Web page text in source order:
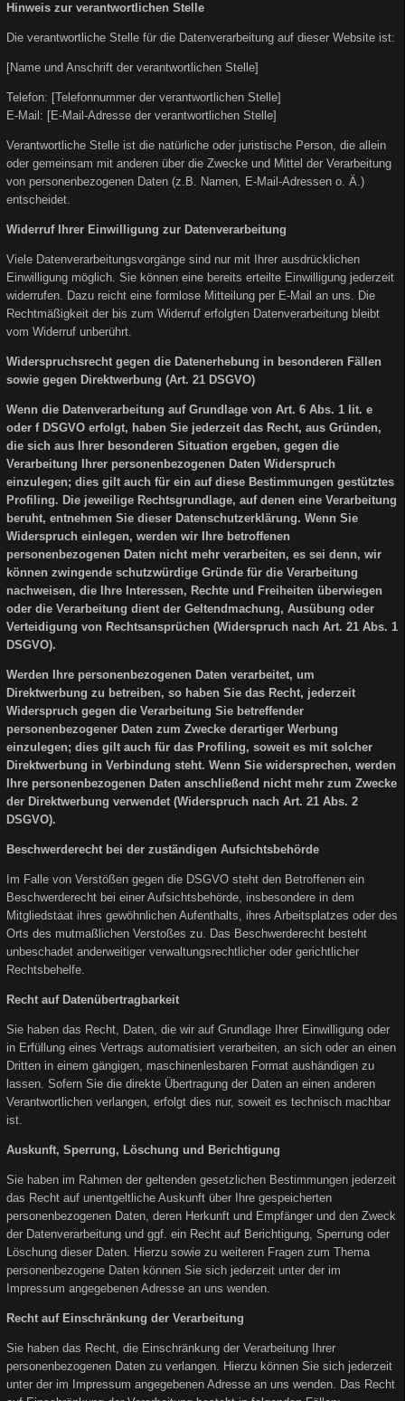
Hinweis zur verantwortlichen Stelle
Die verantwortliche Stelle für die Datenverarbeitung auf dieser Website ist:
[Name und Anschrift der verantwortlichen Stelle]
Telefon: [Telefonnummer der verantwortlichen Stelle]
E-Mail: [E-Mail-Adresse der verantwortlichen Stelle]
Verantwortliche Stelle ist die natürliche oder juristische Person, die allein
oder gemeinsam mit anderen über die Zwecke und Mittel der Verarbeitung
von personenbezogenen Daten (z.B. Namen, E-Mail-Adressen o. Ä.)
entscheidet.
Widerruf Ihrer Einwilligung zur Datenverarbeitung
Viele Datenverarbeitungsvorgänge sind nur mit Ihrer ausdrücklichen
Einwilligung möglich. Sie können eine bereits erteilte Einwilligung jederzeit
widerrufen. Dazu reicht eine formlose Mitteilung per E-Mail an uns. Die
Rechtmäßigkeit der bis zum Widerruf erfolgten Datenverarbeitung bleibt
vom Widerruf unberührt.
Widerspruchsrecht gegen die Datenerhebung in besonderen Fällen
sowie gegen Direktwerbung (Art. 21 DSGVO)
Wenn die Datenverarbeitung auf Grundlage von Art. 6 Abs. 1 lit. e
oder f DSGVO erfolgt, haben Sie jederzeit das Recht, aus Gründen,
die sich aus Ihrer besonderen Situation ergeben, gegen die
Verarbeitung Ihrer personenbezogenen Daten Widerspruch
einzulegen; dies gilt auch für ein auf diese Bestimmungen gestütztes
Profiling. Die jeweilige Rechtsgrundlage, auf denen eine Verarbeitung
beruht, entnehmen Sie dieser Datenschutzerklärung. Wenn Sie
Widerspruch einlegen, werden wir Ihre betroffenen
personenbezogenen Daten nicht mehr verarbeiten, es sei denn, wir
können zwingende schutzwürdige Gründe für die Verarbeitung
nachweisen, die Ihre Interessen, Rechte und Freiheiten überwiegen
oder die Verarbeitung dient der Geltendmachung, Ausübung oder
Verteidigung von Rechtsansprüchen (Widerspruch nach Art. 21 Abs. 1
DSGVO).
Werden Ihre personenbezogenen Daten verarbeitet, um
Direktwerbung zu betreiben, so haben Sie das Recht, jederzeit
Widerspruch gegen die Verarbeitung Sie betreffender
personenbezogener Daten zum Zwecke derartiger Werbung
einzulegen; dies gilt auch für das Profiling, soweit es mit solcher
Direktwerbung in Verbindung steht. Wenn Sie widersprechen, werden
Ihre personenbezogenen Daten anschließend nicht mehr zum Zwecke
der Direktwerbung verwendet (Widerspruch nach Art. 21 Abs. 2
DSGVO).
Beschwerderecht bei der zuständigen Aufsichtsbehörde
Im Falle von Verstößen gegen die DSGVO steht den Betroffenen ein
Beschwerderecht bei einer Aufsichtsbehörde, insbesondere in dem
Mitgliedstaat ihres gewöhnlichen Aufenthalts, ihres Arbeitsplatzes oder des
Orts des mutmaßlichen Verstoßes zu. Das Beschwerderecht besteht
unbeschadet anderweitiger verwaltungsrechtlicher oder gerichtlicher
Rechtsbehelfe.
Recht auf Datenübertragbarkeit
Sie haben das Recht, Daten, die wir auf Grundlage Ihrer Einwilligung oder
in Erfüllung eines Vertrags automatisiert verarbeiten, an sich oder an einen
Dritten in einem gängigen, maschinenlesbaren Format aushändigen zu
lassen. Sofern Sie die direkte Übertragung der Daten an einen anderen
Verantwortlichen verlangen, erfolgt dies nur, soweit es technisch machbar
ist.
Auskunft, Sperrung, Löschung und Berichtigung
Sie haben im Rahmen der geltenden gesetzlichen Bestimmungen jederzeit
das Recht auf unentgeltliche Auskunft über Ihre gespeicherten
personenbezogenen Daten, deren Herkunft und Empfänger und den Zweck
der Datenverarbeitung und ggf. ein Recht auf Berichtigung, Sperrung oder
Löschung dieser Daten. Hierzu sowie zu weiteren Fragen zum Thema
personenbezogene Daten können Sie sich jederzeit unter der im
Impressum angegebenen Adresse an uns wenden.
Recht auf Einschränkung der Verarbeitung
Sie haben das Recht, die Einschränkung der Verarbeitung Ihrer
personenbezogenen Daten zu verlangen. Hierzu können Sie sich jederzeit
unter der im Impressum angegebenen Adresse an uns wenden. Das Recht